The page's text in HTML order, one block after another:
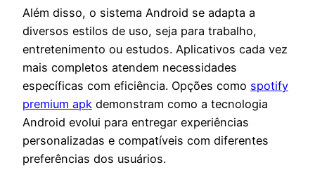
Além disso, o sistema Android se adapta a
diversos estilos de uso, seja para trabalho,
entretenimento ou estudos. Aplicativos cada vez
mais completos atendem necessidades
específicas com eficiência. Opções como spotify
premium apk demonstram como a tecnologia
Android evolui para entregar experiências
personalizadas e compatíveis com diferentes
preferências dos usuários.